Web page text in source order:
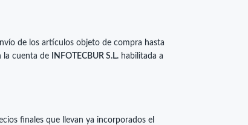
de los artículos objeto de compra hasta
la cuenta de
INFOTECBUR S.L. habilitada a
finales que llevan ya incorporados el